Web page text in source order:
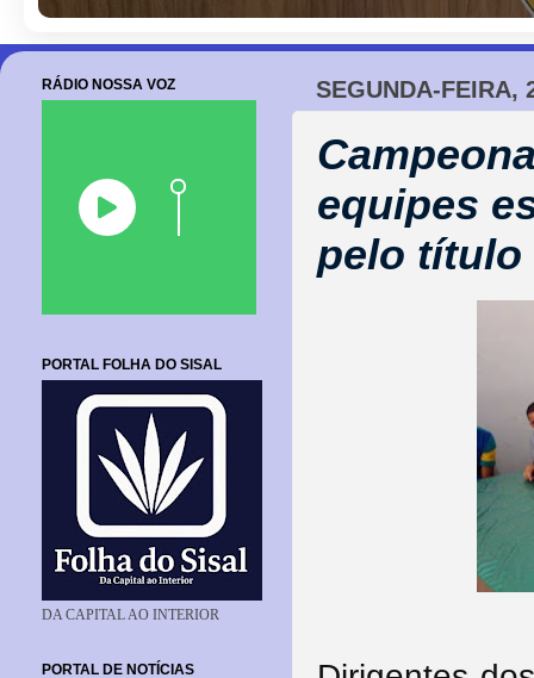
SEGUNDA-FEIRA,
equipes
pelo título
RÁDIO NOSSA VOZ
PORTAL FOLHA DO SISAL
DA CAPITAL AO INTERIOR
PORTAL DE NOTÍCIAS